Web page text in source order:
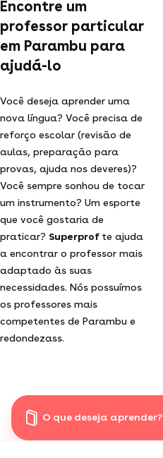
Encontre um
professor particular
em Parambu para
ajudá-lo
Você deseja aprender uma
nova língua? Você precisa de
reforço escolar (revisão de
aulas, preparação para
provas, ajuda nos deveres)?
Você sempre sonhou de tocar
um instrumento? Um esporte
que você gostaria de
praticar? Superprof te ajuda
a encontrar o professor mais
adaptado às suas
necessidades. Nós possuímos
os professores mais
competentes de Parambu e
redondezass.
O que deseja aprender?